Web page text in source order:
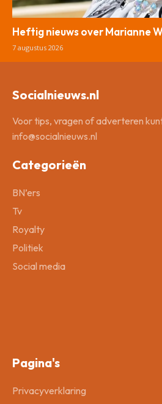
Heftig nieuws over Marianne
7 augustus 2026
Socialnieuws.nl
Voor tips, vragen of adverteren
info@socialnieuws.nl
Categorieën
BN’ers
Tv
Royalty
Politiek
Social media
Pagina's
Privacyverklaring